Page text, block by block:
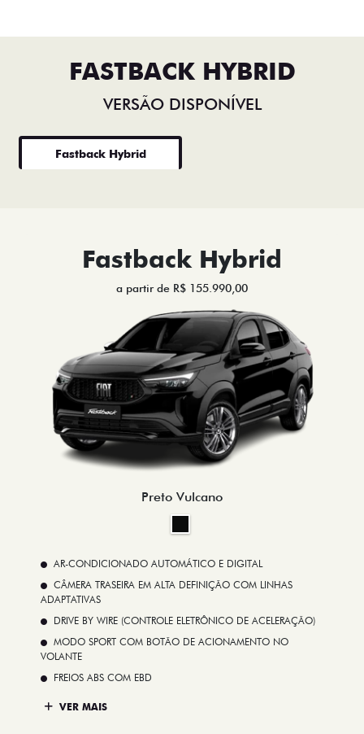
FASTBACK HYBRID
VERSÃO DISPONÍVEL
Fastback Hybrid
Fastback Hybrid
a partir de R$ 155.990,00
Preto Vulcano
AR-CONDICIONADO AUTOMÁTICO E DIGITAL
CÂMERA TRASEIRA EM ALTA DEFINIÇÃO COM LINHAS
ADAPTATIVAS
DRIVE BY WIRE (CONTROLE ELETRÔNICO DE ACELERAÇÃO)
MODO SPORT COM BOTÃO DE ACIONAMENTO NO
VOLANTE
FREIOS ABS COM EBD
VER MAIS